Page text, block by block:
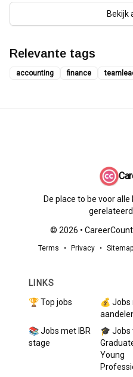
Bekijk
Relevante tags
accounting finance
De place to be voor
© 2026 • CareerCount
Terms • Privacy • Sitemap
LINKS
🏆 Top jobs
💰 Jobs
📚 Jobs met IBR
stage
🎓 Jobs
Young